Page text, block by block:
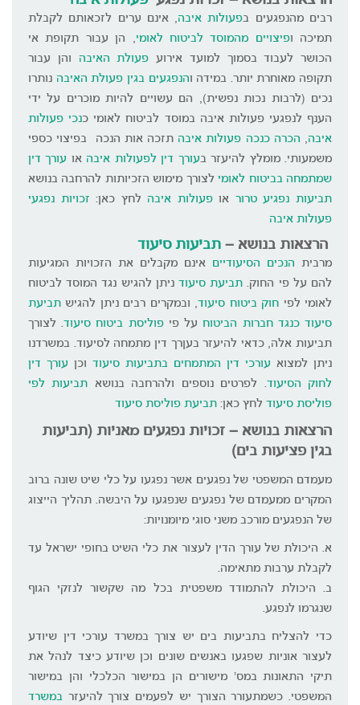
רבים מהנפגעים בפעולות איבה, אינם ערים לזכאותם לקבלת
תמיכה ופיצויים מהמוסד לביטוח לאומי, הן עבור תקופת אי
הכושר לעבוד בסמוך למועד אירוע פעולת האיבה והן עבור
תקופה מאוחרת יותר. במידה והנפגעים בגין פעולת האיבה נותרו
נכים (לרבות נכות נפשית), הם עשויים להיות מוכרים על ידי
הענף לנפגעי פעולות איבה במוסד לביטוח לאומי כנכי פעולות
איבה, הכרה כנכה פעולות איבה תזכה אות הנכה בפיצוי כספי
משמעותי. מומלץ להיעזר בעורך דין לפעולות איבה או עורך דין
שמתמחה בביטוח לאומילצורך מימוש הזכיותות להרחבה בנושא
תביעות נפגיע טרור אופעולות איבה לחץ כאן: זכויות נפגעי
פעולות איבה
הרצאות בנושא – תביעות סיעוד
מרבית הנכים הסיעודיים אינם מקבלים את הזכויות המגיעות
להם על פי החוק. תביעת סיעוד ניתן להגיש נגד המוסד לביטוח
לאומי לפי חוק ביטוח סיעוד, ובמקרים רבים ניתן להגיש תביעת
סיעוד כנגד חברות הביטוחעל פיפוליסת ביטוח סיעוד. לצורך
תביעות אלה, כדאי להיעזר בעןרך דין מתמחה לסיעוד. במשרדנו
ניתן למצוא עורכי דין המתמחים בתביעות סיעוד וכן עורך דין
לחוק הסיעוד. לפרטים נוספים ולהרחבה בנושא תביעות לפי
פוליסת סיעוד לחץ כאן: תביעת פוליסת סיעוד
הרצאות בנושא – זכויות נפגעים מאניות (תביעות
בגין פציעות בים)
מעמדם המשפטי של נפגעים אשר נפגעו על כלי שיט שונה ברוב
המקרים ממעמדם של נפגעים שנפגעו על היבשה. תהליך הייצוג
של הנפגעים מורכב משני סוגי מיומנויות:
א. היכולת של עורך הדין לעצור את כלי השיט בחופי ישראל עד
לקבלת ערבות מתאימה.
ב. היכולת להתמודד משפטית בכל מה שקשור לנזקי הגוף
שנגרמו לנפגע.
כדי להצליח בתביעות בים יש צורך במשרד עורכי דין שיודע
לעצור אוניות שפגעו באנשים שונים וכן שיודע כיצד לנהל את
תיקי התאונות במס' מישורים הן במישור הכלכלי והן במישור
המשפטי. כשמתעורר הצורך יש לפעמים צורך להיעזר במשרד